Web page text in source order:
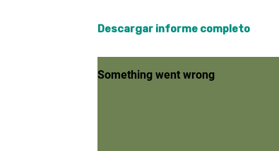
Descargar informe completo